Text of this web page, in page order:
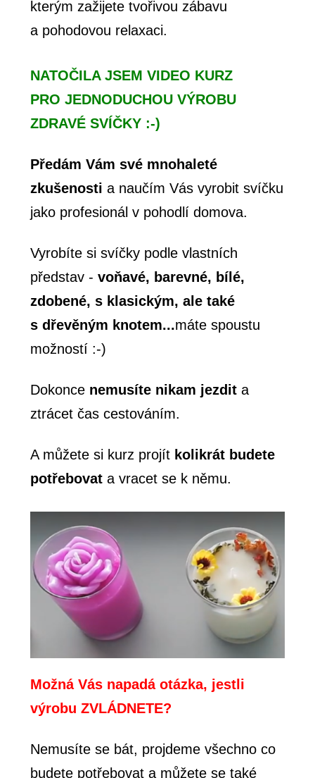
kterým zažijete tvořivou zábavu
a pohodovou relaxaci.
NATOČILA JSEM VIDEO KURZ
PRO JEDNODUCHOU VÝROBU
ZDRAVÉ SVÍČKY :-)
Předám Vám své mnohaleté
zkušenosti a naučím Vás vyrobit svíčku
jako profesionál v pohodlí domova.
Vyrobíte si svíčky podle vlastních
představ - voňavé, barevné, bílé,
zdobené, s klasickým, ale také
s dřevěným knotem...máte spoustu
možností :-)
Dokonce nemusíte nikam jezdit a
ztrácet čas cestováním.
A můžete si kurz projít kolikrát budete
potřebovat a vracet se k němu.
Možná Vás napadá otázka, jestli
výrobu ZVLÁDNETE?
Nemusíte se bát, projdeme všechno co
budete potřebovat a můžete se také